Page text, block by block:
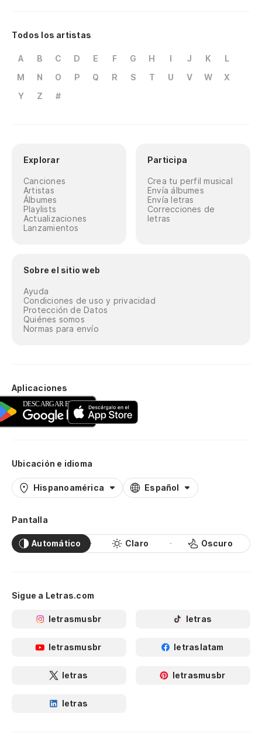
Todos los artistas
A B C D E F G H I J K
L
M
N O P Q R S T U V W
X
Y
Z #
Explorar
Canciones
Artistas
Álbumes
Playlists
Actualizaciones
Lanzamientos
Participa
Crea tu perfil musical
Envía álbumes
Envía letras
Correcciones de
letras
Sobre el sitio web
Ayuda
Condiciones de uso y privacidad
Protección de Datos
Quiénes somos
Normas para envío
Aplicaciones
Ubicación e idioma
Hispanoamérica Español
Pantalla
Automático Claro Oscuro
Sigue a Letras.com
letrasmusbr letras
letrasmusbr letraslatam
letras letrasmusbr
letras